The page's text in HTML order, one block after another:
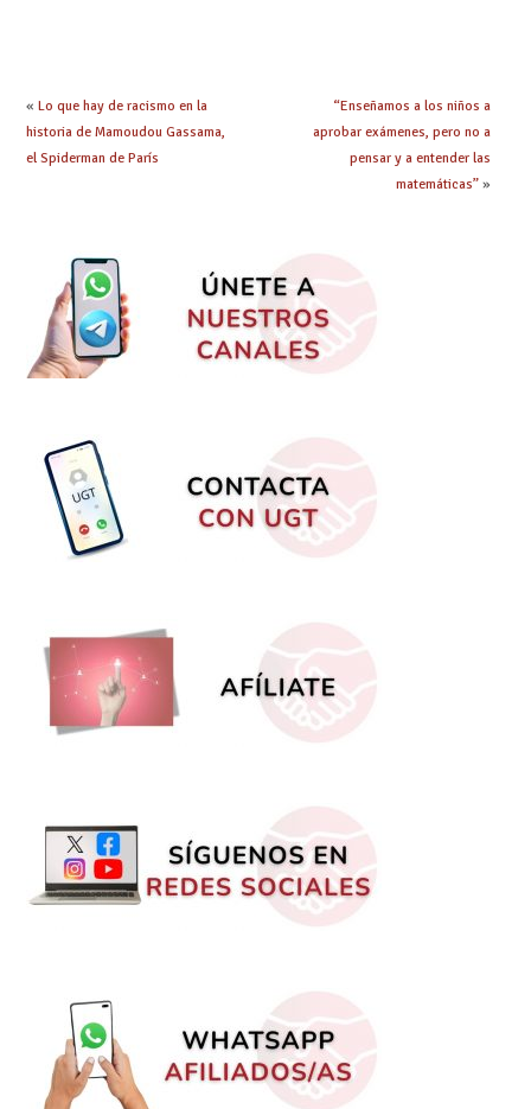
« Lo que hay de racismo en la
historia de Mamoudou Gassama,
el Spiderman de París
“Enseñamos a los niños a
aprobar exámenes, pero no a
pensar y a entender las
matemáticas”»